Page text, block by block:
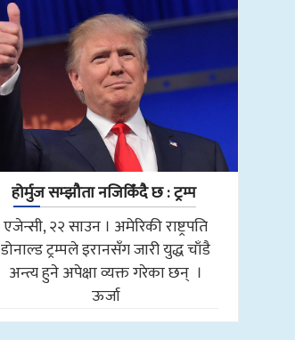
होर्मुज सम्झौता नजिकिँदै छ : ट्रम्प
एजेन्सी, २२ साउन । अमेरिकी राष्ट्रपति
डोनाल्ड ट्रम्पले इरानसँग जारी युद्ध चाँडै
अन्त्य हुने अपेक्षा व्यक्त गरेका छन् ।
ऊर्जा